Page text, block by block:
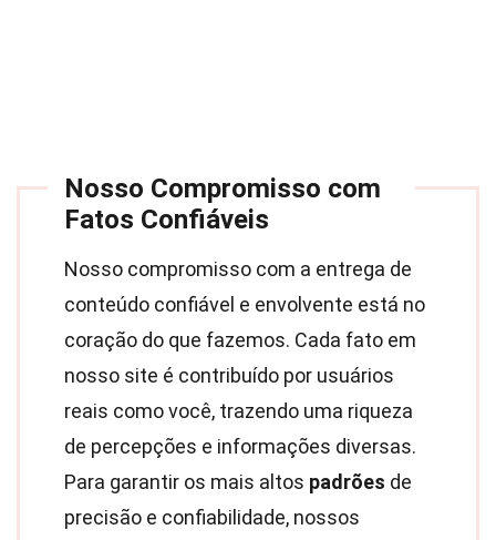
Nosso Compromisso com
Fatos Confiáveis
Nosso compromisso com a entrega de
conteúdo confiável e envolvente está no
coração do que fazemos. Cada fato em
nosso site é contribuído por usuários
reais como você, trazendo uma riqueza
de percepções e informações diversas.
Para garantir os mais altos padrões de
precisão e confiabilidade, nossos